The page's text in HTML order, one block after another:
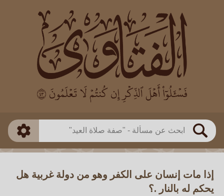
بحث
العالم
بن باز
بن العثيمين
اللجنة الدائمة
طريقة البحث
ذكي
إذا مات إنسان على الكفر وهو من دولة غربية هل
يحكم له بالنار .؟